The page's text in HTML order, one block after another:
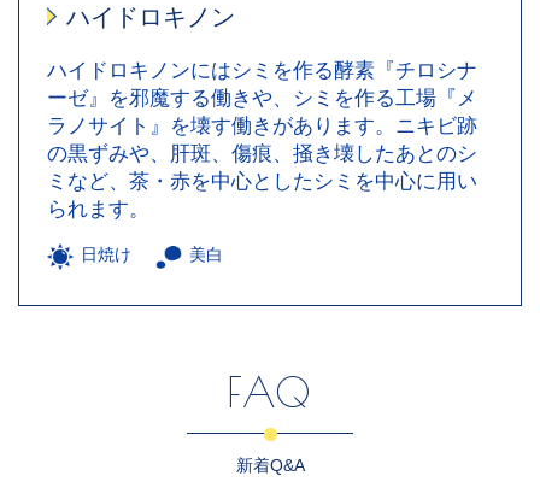
ハイドロキノン
ハイドロキノンにはシミを作る酵素『チロシナ
ーゼ』を邪魔する働きや、シミを作る工場『メ
ラノサイト』を壊す働きがあります。ニキビ跡
の黒ずみや、肝斑、傷痕、掻き壊したあとのシ
ミなど、茶・赤を中心としたシミを中心に用い
られます。
日焼け 美白
FAQ
新着Q&A